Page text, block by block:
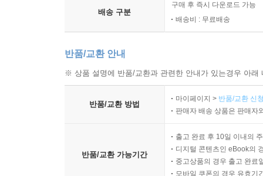
배송 구분
구매 후 즉시 다운로드 가능
배송비 : 무료배송
반품/교환 안내
※ 상품 설명에 반품/교환과 관련한 안내가 있는경우 아
반품/교환 방법
마이페이지 > 반품/교환 신
판매자 배송 상품은 판매자
반품/교환 가능기간
출고 완료 후 10일 이내의
디지털 콘텐츠인 eBook의
중고상품의 경우 출고 완료
모바일 쿠폰의 경우 유효기